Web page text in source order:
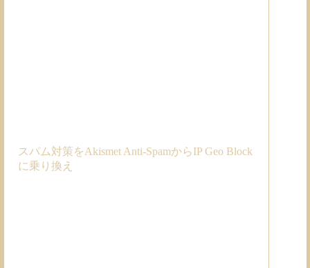
スパム対策をAkismet Anti-SpamからIP Geo Block
に乗り換え